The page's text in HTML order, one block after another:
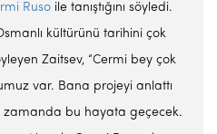
Ruso ile tanıştığını söyledi.
kültürünü tarihini çok
Zaitsev, “Cermi bey çok
var. Bana projeyi anlattı
zamanda bu hayata geçecek.